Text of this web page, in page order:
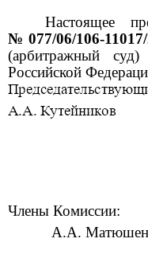
Настоящее
№077/06/106-
(арбитражный суд)
Российской
Члены Комиссии:
А.А.